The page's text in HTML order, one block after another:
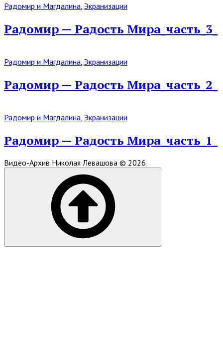
Read
Post
Радомир и Магдалина, Экранизации
Радомир — Радость Мира_часть_3_
Read
Post
Радомир и Магдалина Экранизации
Радомир — Радость Мира_часть_2_
Read
Post
Радомир и Магдалина Экранизации
Радомир — Радость Мира_часть_1_
Видео-Архив Николая Левашова © 2026